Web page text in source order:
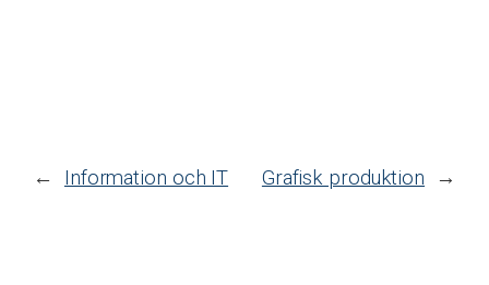
← Information och IT Grafisk produktion →